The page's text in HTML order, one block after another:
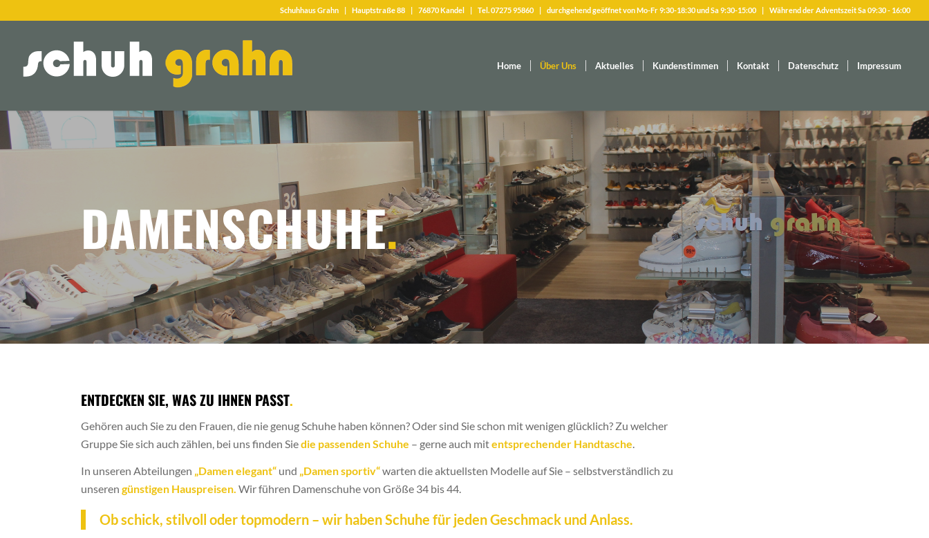
Schuhhaus Grahn | Hauptstraße 88 | 76870 Kandel | Tel. 07275 95860 | durchgehend geöffnet von Mo-Fr 9:30-18:30 und Sa 9:30-15:00 | Während der Adventszeit Sa 09:30 - 16:00
Home Über Uns Aktuelles Kundenstimmen Kontakt Datenschutz Impressum
DAMENSCHUHE.
ENTDECKEN SIE, WAS ZU IHNEN PASST.
Gehören auch Sie zu den Frauen, die nie genug Schuhe haben können? Oder sind Sie schon mit wenigen glücklich? Zu welcher
Gruppe Sie sich auch zählen, bei uns finden Siedie passenden Schuhe – gerne auch mitentsprechender Handtasche
In unseren Abteilungen „Damen elegant“ und „Damen sportiv“warten die aktuellsten Modelle auf Sie – selbstverständlich zu
unserengünstigen Hauspreisen. Wir führen Damenschuhe von Größe 34 bis 44.
Ob schick, stilvoll oder topmodern – wir haben Schuhe für jeden Geschmack und Anlass.